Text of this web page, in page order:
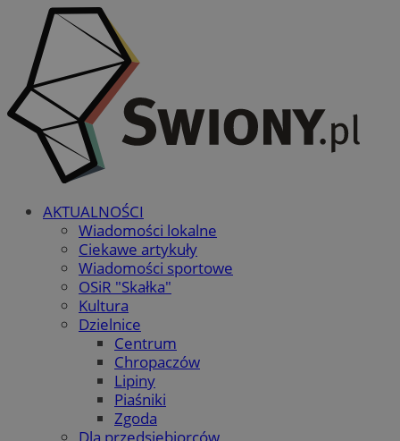
AKTUALNOŚCI
Wiadomości lokalne
Ciekawe artykuły
Wiadomości sportowe
OSiR "Skałka"
Kultura
Dzielnice
Centrum
Chropaczów
Lipiny
Piaśniki
Zgoda